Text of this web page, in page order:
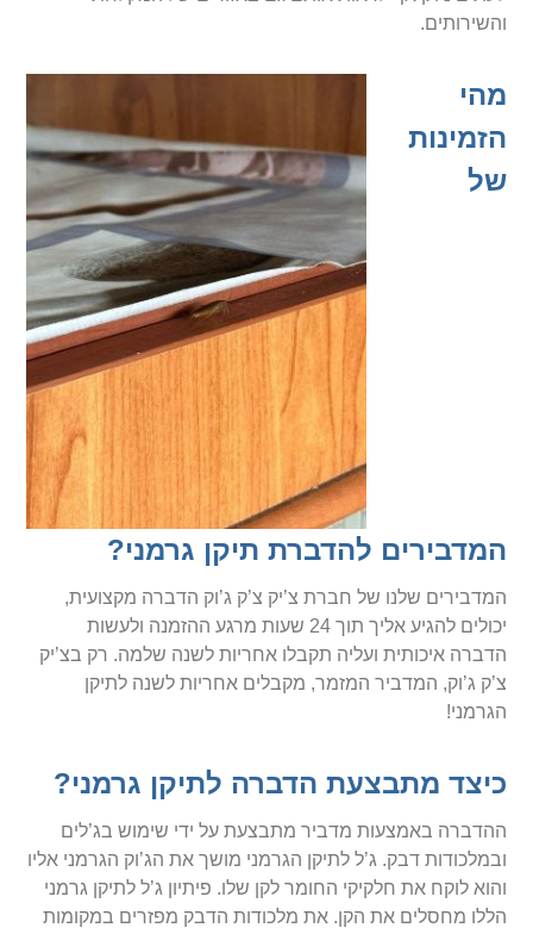
והשירותים.
מהי
הזמינות
של
המדבירים להדברת תיקן גרמני?
המדבירים שלנו של חברת צ’יק צ’ק ג’וק הדברה מקצועית,
יכולים להגיע אליך תוך 24 שעות מרגע ההזמנה ולעשות
הדברה איכותית ועליה תקבלו אחריות לשנה שלמה. רק בצ’יק
צ’ק ג’וק, המדביר המזמר, מקבלים אחריות לשנה לתיקן
הגרמני!
כיצד מתבצעת הדברה לתיקן גרמני?
ההדברה באמצעות מדביר מתבצעת על ידי שימוש בג’לים
ובמלכודות דבק. ג’ל לתיקן הגרמני מושך את הג’וק הגרמני אליו
והוא לוקח את חלקיקי החומר לקן שלו. פיתיון ג’ל לתיקן גרמני
הללו מחסלים את הקן. את מלכודות הדבק מפזרים במקומות